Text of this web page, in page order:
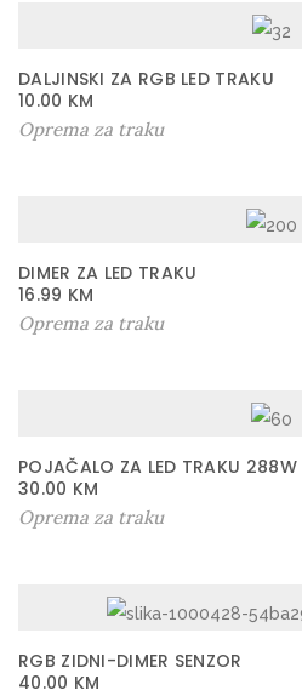
DALJINSKI ZA RGB LED TRAKU
10.00 KM
Oprema za traku
DIMER ZA LED TRAKU
16.99 KM
Oprema za traku
POJAČALO ZA LED TRAKU 288W
30.00 KM
Oprema za traku
RGB ZIDNI-DIMER SENZOR
40.00 KM